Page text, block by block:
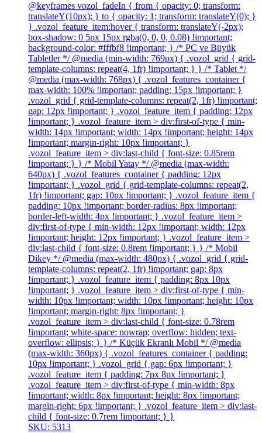
@keyframes vozol_fadeIn { from { opacity: 0; transform:
translateY(10px); } to { opacity: 1; transform: translateY(0); }
} .vozol_feature_item:hover { transform: translateY(-2px);
box-shadow: 0 5px 15px rgba(0, 0, 0, 0.08) !important;
background-color: #fffbf8 !important; } /* PC ve Büyük
Tabletler */ @media (min-width: 769px) { .vozol_grid { grid-
template-columns: repeat(4, 1fr) !important; } } /* Tablet */
@media (max-width: 768px) { .vozol_features_container {
max-width: 100% !important; padding: 15px !important; }
.vozol_grid { grid-template-columns: repeat(2, 1fr) !important;
gap: 12px !important; } .vozol_feature_item { padding: 12px
!important; } .vozol_feature_item > div:first-of-type { min-
width: 14px !important; width: 14px !important; height: 14px
!important; margin-right: 10px !important; }
.vozol_feature_item > div:last-child { font-size: 0.85rem
!important; } } /* Mobil Yatay */ @media (max-width:
640px) { .vozol_features_container { padding: 12px
!important; } .vozol_grid { grid-template-columns: repeat(2,
1fr) !important; gap: 10px !important; } .vozol_feature_item {
padding: 10px !important; border-radius: 8px !important;
border-left-width: 4px !important; } .vozol_feature_item >
div:first-of-type { min-width: 12px !important; width: 12px
!important; height: 12px !important; } .vozol_feature_item >
div:last-child { font-size: 0.8rem !important; } } /* Mobil
Dikey */ @media (max-width: 480px) { .vozol_grid { grid-
template-columns: repeat(2, 1fr) !important; gap: 8px
!important; } .vozol_feature_item { padding: 8px 10px
!important; } .vozol_feature_item > div:first-of-type { min-
width: 10px !important; width: 10px !important; height: 10px
!important; margin-right: 8px !important; }
.vozol_feature_item > div:last-child { font-size: 0.78rem
!important; white-space: nowrap; overflow: hidden; text-
overflow: ellipsis; } } /* Küçük Ekranlı Mobil */ @media
(max-width: 360px) { .vozol_features_container { padding:
10px !important; } .vozol_grid { gap: 6px !important; }
.vozol_feature_item { padding: 7px 8px !important; }
.vozol_feature_item > div:first-of-type { min-width: 8px
!important; width: 8px !important; height: 8px !important;
margin-right: 6px !important; } .vozol_feature_item > div:last-
child { font-size: 0.7rem !important; } }
SKU: 5313